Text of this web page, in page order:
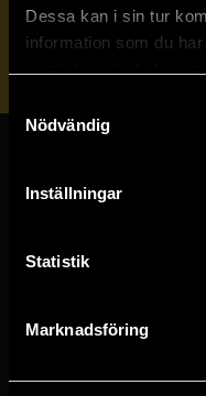
Dessa kan i sin tur
information som du
Nödvändig
Inställningar
Statistik
Marknadsföring
Butiker &
Västerlånggatan 48
Göteborgsbutiken
Kungsgatan 19